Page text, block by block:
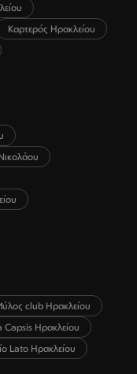
Καρτερός Ηρακλείου
club Ηρακλείου
Capsis Ηρακλείου
Lato Ηρακλείου